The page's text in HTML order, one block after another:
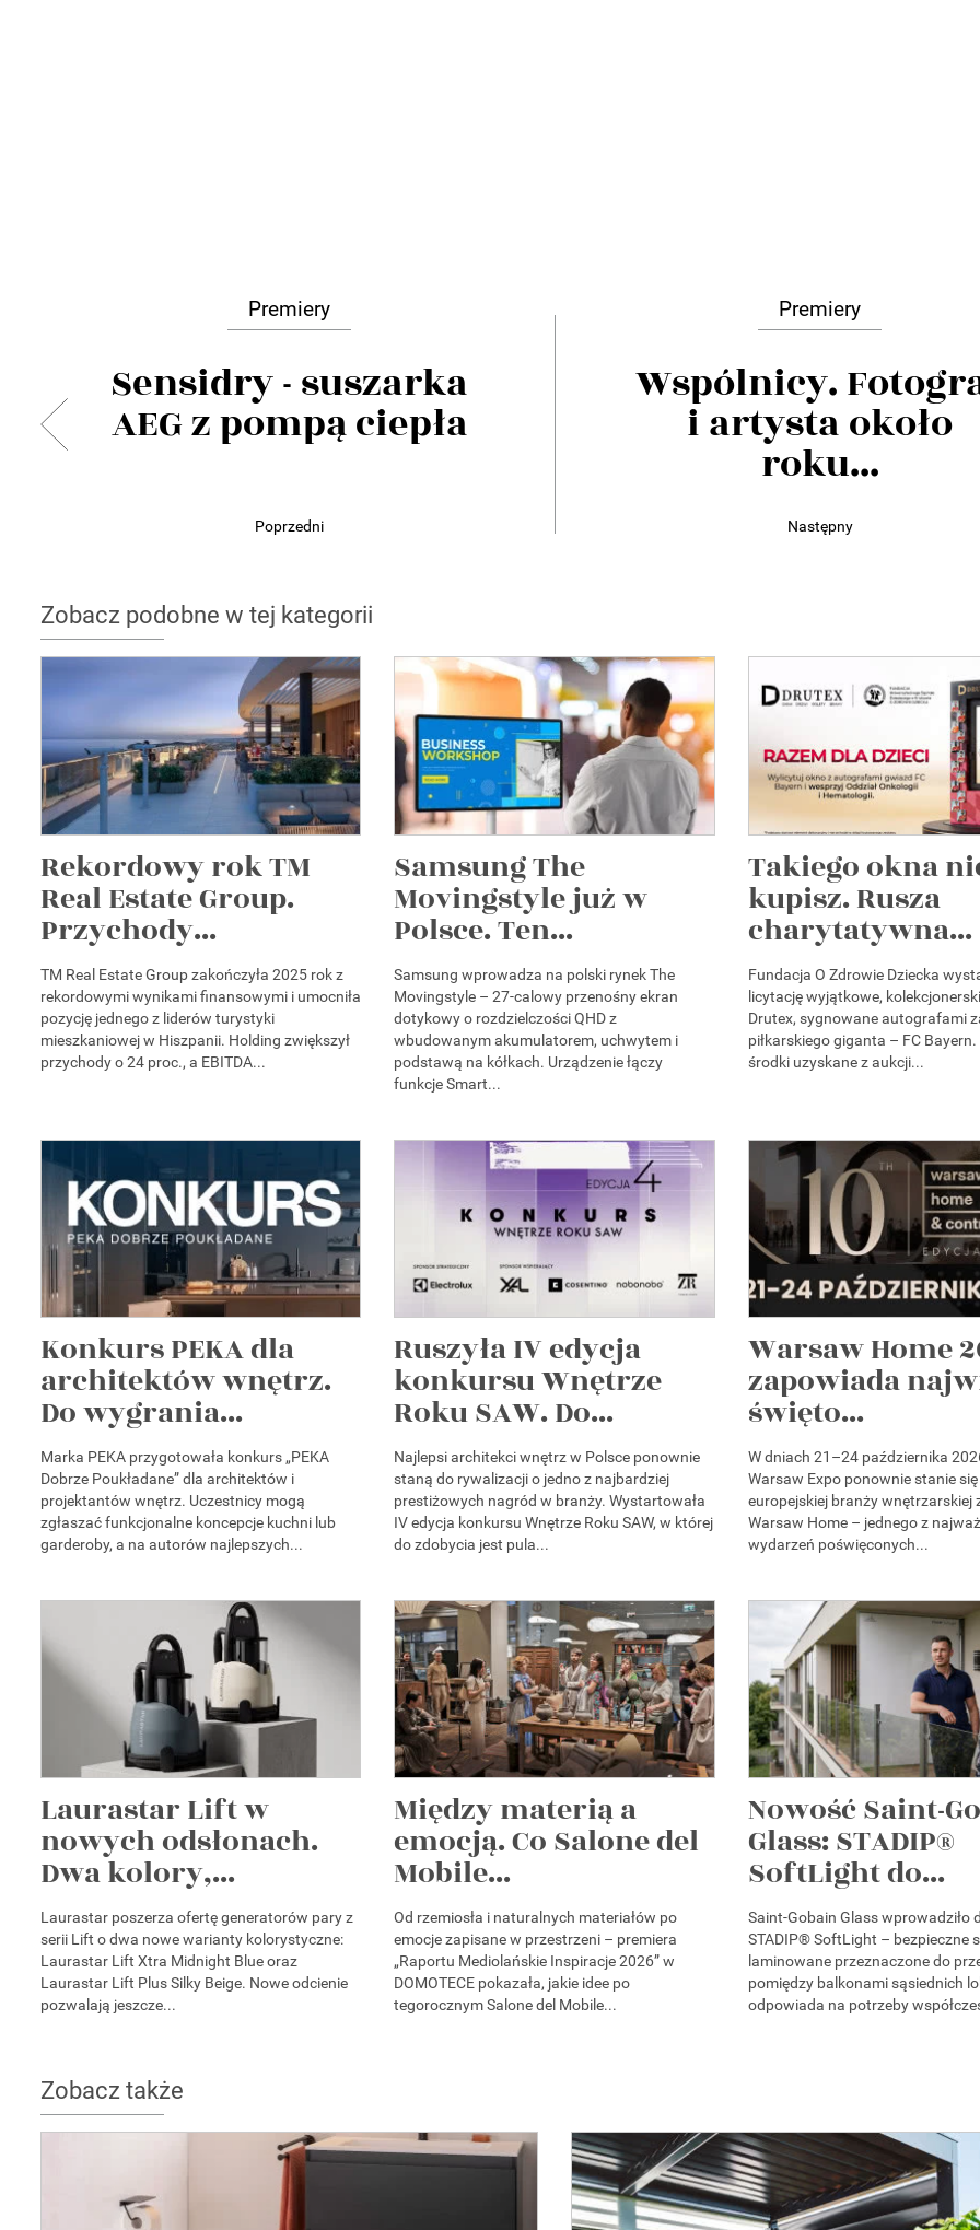
Premiery
Sensidry - suszarka
AEG z pompą ciepła
Poprzedni
Premiery
Wspólnicy.
i artysta około
roku...
Następny
Zobacz podobne w tej kategorii
Rekordowy rok TM
Real Estate Group.
Przychody...
TM Real Estate Group zakończyła 2025 rok z
rekordowymi wynikami finansowymi i umocniła
pozycję jednego z liderów turystyki
mieszkaniowej w Hiszpanii. Holding zwiększył
przychody o 24 proc., a EBITDA...
Samsung The
Movingstyle już w
Polsce. Ten...
Samsung wprowadza na polski rynek The
Movingstyle – 27-calowy przenośny ekran
dotykowy o rozdzielczości QHD z
wbudowanym akumulatorem, uchwytem i
podstawą na kółkach. Urządzenie łączy
funkcje Smart...
Takiego okna
kupisz. Rusza
charytatywna...
Fundacja O Zdrowie Dziecka
licytację wyjątkowe,
Drutex, sygnowane autografami
piłkarskiego giganta – FC
środki uzyskane z aukcji...
Konkurs PEKA dla
architektów wnętrz.
Do wygrania...
Marka PEKA przygotowała konkurs „PEKA
Dobrze Poukładane” dla architektów i
projektantów wnętrz. Uczestnicy mogą
zgłaszać funkcjonalne koncepcje kuchni lub
garderoby, a na autorów najlepszych...
Ruszyła IV edycja
konkursu Wnętrze
Roku SAW. Do...
Najlepsi architekci wnętrz w Polsce ponownie
staną do rywalizacji o jedno z najbardziej
prestiżowych nagród w branży. Wystartowała
IV edycja konkursu Wnętrze Roku SAW, w której
do zdobycia jest pula...
Warsaw Home
zapowiada
święto...
W dniach 21–24 października
Warsaw Expo ponownie stanie
europejskiej branży wnętrzarskiej
Warsaw Home – jednego z
wydarzeń poświęconych...
Laurastar Lift w
nowych odsłonach.
Dwa kolory,...
Laurastar poszerza ofertę generatorów pary z
serii Lift o dwa nowe warianty kolorystyczne:
Laurastar Lift Xtra Midnight Blue oraz
Laurastar Lift Plus Silky Beige. Nowe odcienie
pozwalają jeszcze...
Między materią a
emocją. Co Salone del
Mobile...
Od rzemiosła i naturalnych materiałów po
emocje zapisane w przestrzeni – premiera
„Raportu Mediolańskie Inspiracje 2026” w
DOMOTECE pokazała, jakie idee po
tegorocznym Salone del Mobile...
Nowość Saint-
Glass: STADIP®
SoftLight do...
Saint-Gobain Glass wprowadziło
STADIP® SoftLight – bezpieczne
laminowane przeznaczone do
pomiędzy balkonami sąsiednich
odpowiada na potrzeby
Zobacz także